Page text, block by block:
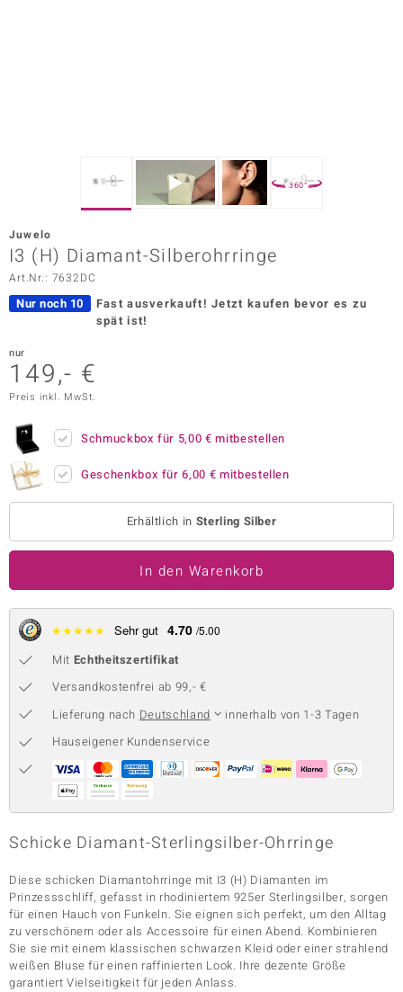
Vogue
Collection
Collection
360°
Juwelo
I3 (H) Diamant-Silberohrringe
Art.Nr.: 7632DC
Nur noch 10 Fast ausverkauft! Jetzt kaufen bevor es zu
spät ist!
nur
149,- €
Preis inkl. MwSt.
Schmuckbox für 5,00 € mitbestellen
Geschenkbox für6,00 € mitbestellen
Erhältlich in Sterling Silber
In den Warenkorb
★★★★★ Sehr gut 4.70 /5.00
Mit Echtheitszertifikat
Versandkostenfrei ab 99,- €
Lieferung nach Deutschland
innerhalb von 1-3 Tagen
Hauseigener Kundenservice
Schicke Diamant-Sterlingsilber-Ohrringe
Diese schicken Diamantohrringe mit I3 (H) Diamanten im
Prinzessschliff, gefasst in rhodiniertem 925er Sterlingsilber, sorgen
für einen Hauch von Funkeln. Sie eignen sich perfekt, um den Alltag
zu verschönern oder als Accessoire für einen Abend. Kombinieren
Sie sie mit einem klassischen schwarzen Kleid oder einer strahlend
weißen Bluse für einen raffinierten Look. Ihre dezente Größe
garantiert Vielseitigkeit für jeden Anlass.